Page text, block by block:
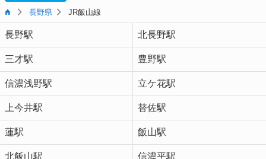
長野県 JR飯山線
長野駅 北長野駅
三才駅 豊野駅
信濃浅野駅 立ケ花駅
上今井駅 替佐駅
蓮駅 飯山駅
北飯山駅 信濃平駅